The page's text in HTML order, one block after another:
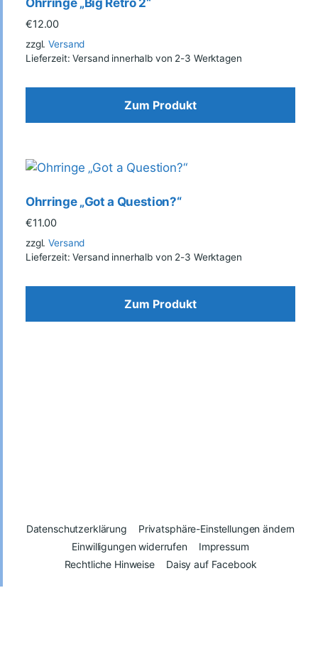
Ohrringe „Big Retro 2“
€12.00
zzgl.Versand
Lieferzeit: Versand innerhalb von 2-3 Werktagen
Zum Produkt
Ohrringe „Got a Question?“
€11.00
zzgl.Versand
Lieferzeit: Versand innerhalb von 2-3 Werktagen
Zum Produkt
Datenschutzerklärung
Privatsphäre-Einstellungen ändern
Einwilligungen widerrufen
Impressum
Rechtliche Hinweise
Daisy auf Facebook